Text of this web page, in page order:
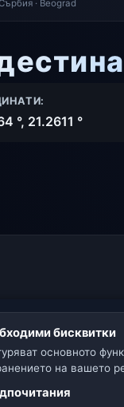
· Beograd
°, 21.2611 °
бисквитки
основното
на вашето